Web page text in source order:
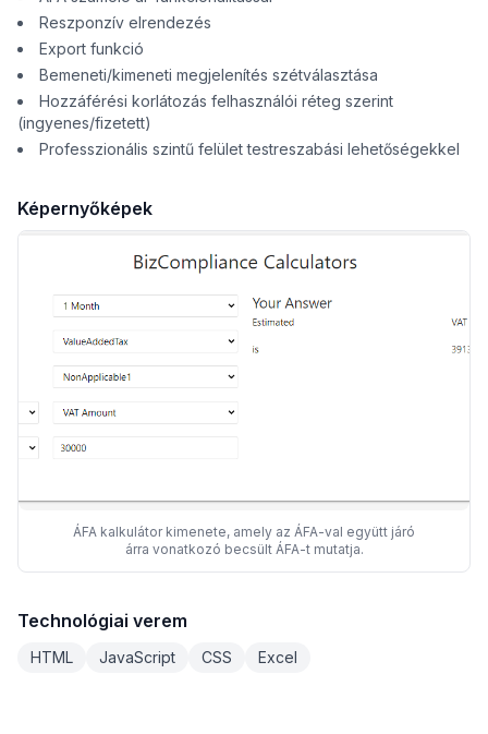
Reszponzív elrendezés
Export funkció
Bemeneti/kimeneti megjelenítés szétválasztása
Hozzáférési korlátozás felhasználói réteg szerint
(ingyenes/fizetett)
Professzionális szintű felület testreszabási lehetőségekkel
Képernyőképek
ÁFA kalkulátor kimenete, amely az ÁFA-val együtt járó
árra vonatkozó becsült ÁFA-t mutatja.
Technológiai verem
HTML JavaScript CSS Excel